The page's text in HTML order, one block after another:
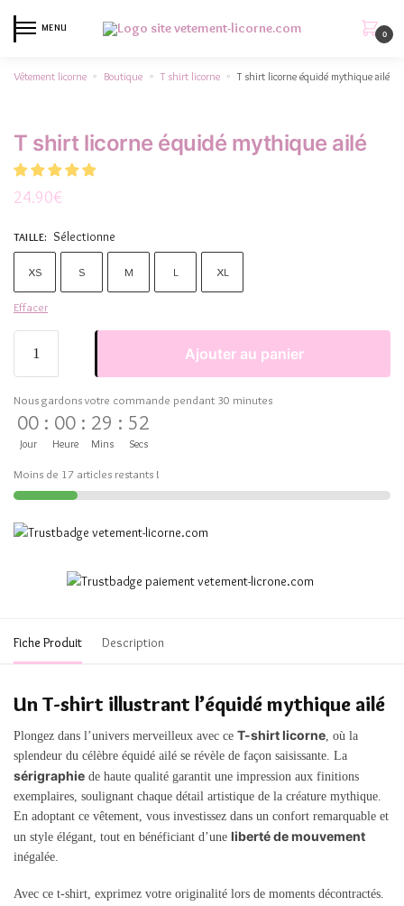
MENU
0
Vêtement licorne » Boutique » T shirt licorne » T shirt licorne équidé mythique ailé
T shirt licorne équidé mythique ailé
24.90€
TAILLE: Sélectionne
XS S M L XL
Effacer
Ajouter au panier
Nous gardons votre commande pendant 30 minutes
00
Jour
: 00
Heure
: 29
Mins
: 52
Secs
Moins de 17 articles restants !
Fiche Produit Description
Un T-shirt illustrant l’équidé mythique ailé
Plongez dans l’univers merveilleux avec ce T-shirt licorne, où la
splendeur du célèbre équidé ailé se révèle de façon saisissante. La
sérigraphie de haute qualité garantit une impression aux finitions
exemplaires, soulignant chaque détail artistique de la créature mythique.
En adoptant ce vêtement, vous investissez dans un confort remarquable et
un style élégant, tout en bénéficiant d’une liberté de mouvement
inégalée.
Avec ce t-shirt, exprimez votre originalité lors de moments décontractés.